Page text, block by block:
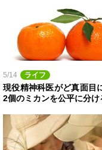
5/14 ライフ
現役精神科医がど真面目
2個のミカンを公平に分け